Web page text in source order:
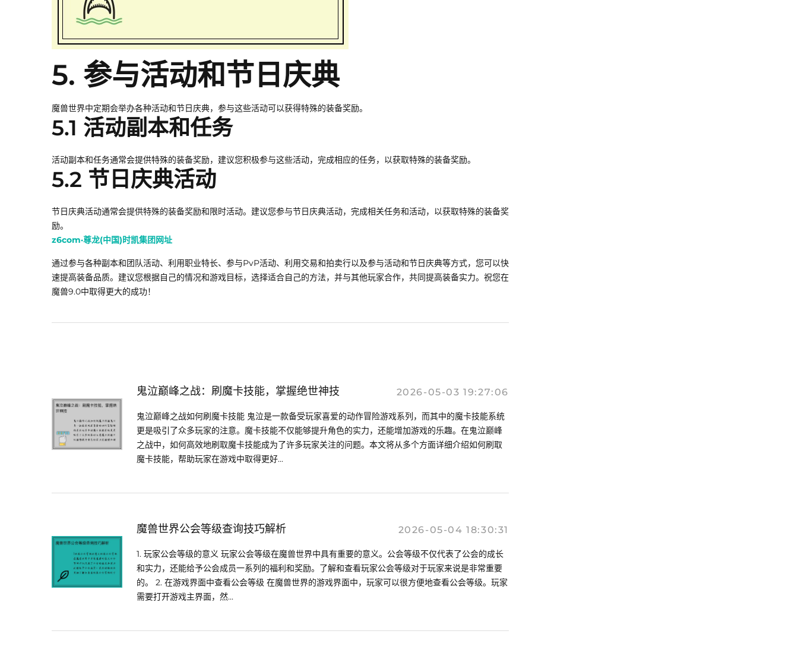
5. 参与活动和节日庆典
魔兽世界中定期会举办各种活动和节日庆典，参与这些活动可以获得特殊的装备奖励。
5.1 活动副本和任务
活动副本和任务通常会提供特殊的装备奖励，建议您积极参与这些活动，完成相应的任务，以获取特殊的装备奖励。
5.2 节日庆典活动
节日庆典活动通常会提供特殊的装备奖励和限时活动。建议您参与节日庆典活动，完成相关任务和活动，以获取特殊的装备奖
励。
z6com·尊龙(中国)时凯集团网址
通过参与各种副本和团队活动、利用职业特长、参与PvP活动、利用交易和拍卖行以及参与活动和节日庆典等方式，您可以快
速提高装备品质。建议您根据自己的情况和游戏目标，选择适合自己的方法，并与其他玩家合作，共同提高装备实力。祝您在
魔兽9.0中取得更大的成功！
鬼泣巅峰之战：刷魔卡技能，掌握绝世神技 2026-05-03 19:27:06
鬼泣巅峰之战如何刷魔卡技能 鬼泣是一款备受玩家喜爱的动作冒险游戏系列，而其中的魔卡技能系统
更是吸引了众多玩家的注意。魔卡技能不仅能够提升角色的实力，还能增加游戏的乐趣。在鬼泣巅峰
之战中，如何高效地刷取魔卡技能成为了许多玩家关注的问题。本文将从多个方面详细介绍如何刷取
魔卡技能，帮助玩家在游戏中取得更好...
魔兽世界公会等级查询技巧解析 2026-05-04 18:30:31
1. 玩家公会等级的意义 玩家公会等级在魔兽世界中具有重要的意义。公会等级不仅代表了公会的成长
和实力，还能给予公会成员一系列的福利和奖励。了解和查看玩家公会等级对于玩家来说是非常重要
的。 2. 在游戏界面中查看公会等级 在魔兽世界的游戏界面中，玩家可以很方便地查看公会等级。玩家
需要打开游戏主界面，然...